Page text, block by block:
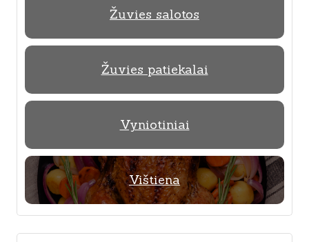
Žuvies salotos
Žuvies patiekalai
Vyniotiniai
Vištiena